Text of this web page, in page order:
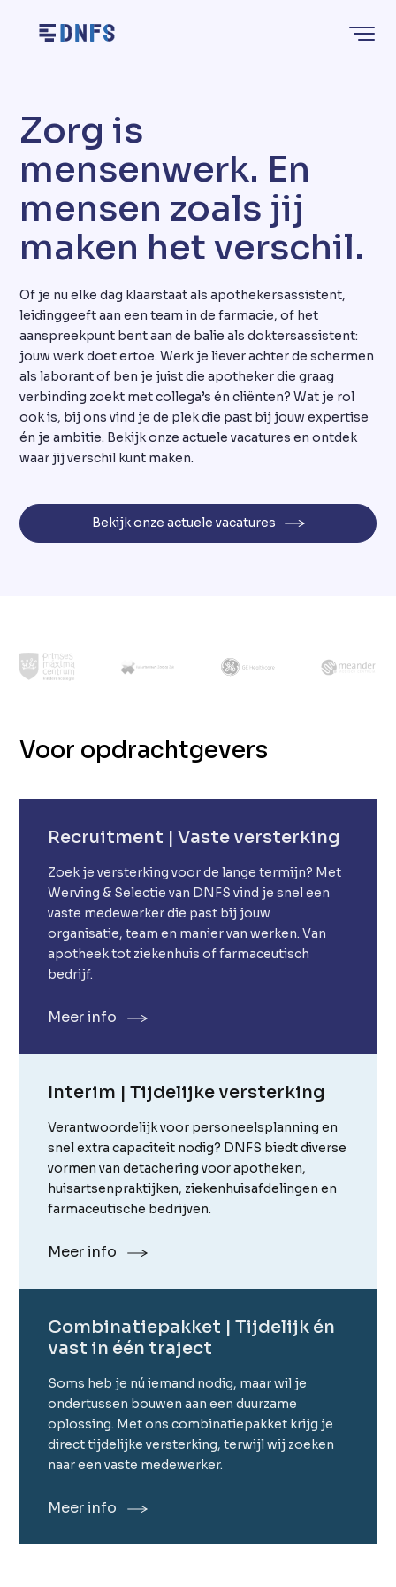
Home
Zorg is
mensenwerk. En
mensen zoals jij
maken het verschil.
Of je nu elke dag klaarstaat als apothekersassistent,
leidinggeeft aan een team in de farmacie, of het
aanspreekpunt bent aan de balie als doktersassistent:
jouw werk doet ertoe. Werk je liever achter de schermen
als laborant of ben je juist die apotheker die graag
verbinding zoekt met collega’s én cliënten? Wat je rol
ook is, bij ons vind je de plek die past bij jouw expertise
én je ambitie. Bekijk onze actuele vacatures en ontdek
waar jij verschil kunt maken.
Bekijk onze actuele vacatures
Onze partners
Voor opdrachtgevers
Recruitment | Vaste versterking
Zoek je versterking voor de lange termijn? Met
Werving & Selectie van DNFS vind je snel een
vaste medewerker die past bij jouw
organisatie, team en manier van werken. Van
apotheek tot ziekenhuis of farmaceutisch
bedrijf.
Meer info
Interim | Tijdelijke versterking
Verantwoordelijk voor personeelsplanning en
snel extra capaciteit nodig? DNFS biedt diverse
vormen van detachering voor apotheken,
huisartsenpraktijken, ziekenhuisafdelingen en
farmaceutische bedrijven.
Meer info
Combinatie­pakket | Tijdelijk én
vast in één traject
Soms heb je nú iemand nodig, maar wil je
ondertussen bouwen aan een duurzame
oplossing. Met ons combinatiepakket krijg je
direct tijdelijke versterking, terwijl wij zoeken
naar een vaste medewerker.
Meer info